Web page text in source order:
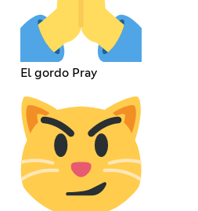
El gordo Pray